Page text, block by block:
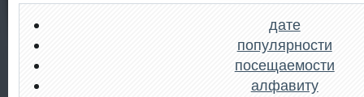
дате
популярности
посещаемости
алфавиту